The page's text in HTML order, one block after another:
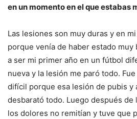
en un momento en el que estabas
Las lesiones son muy duras y en
porque venía de haber estado
a ser mi primer año en un fútbol
nueva y la lesión me paró todo.
difícil porque esa lesión de pubis y
desbarató todo. Luego después de
los dolores no remitían y tuve que